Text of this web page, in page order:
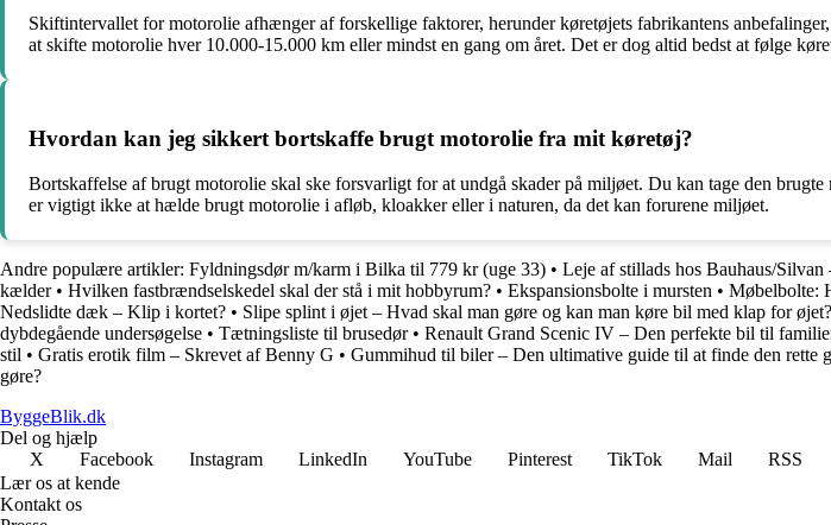
Skiftintervallet for motorolie afhænger af forskellige faktorer, herunder køretøjets fabrikantens
at skifte motorolie hver 10.000-15.000 km eller mindst en gang om året. Det er dog altid bedst at følge
Hvordan kan jeg sikkert bortskaffe brugt motorolie fra mit køretøj?
Bortskaffelse af brugt motorolie skal ske forsvarligt for at undgå skader på miljøet. Du kan tage den
er vigtigt ikke at hælde brugt motorolie i afløb, kloakker eller i naturen, da det kan forurene miljøet.
Andre populære artikler: Fyldningsdør m/karm i Bilka til 779 kr (uge 33) • Leje af stillads hos Bauhaus/Silvan
kælder• Hvilken fastbrændselskedel skal der stå i mit hobbyrum? • Ekspansionsbolte i mursten • Møbelbolte:
Nedslidte dæk – Klip i kortet? • Slipe splint i øjet – Hvad skal man gøre og kan man køre bil med klap for øjet?
dybdegående undersøgelse • Tætningsliste til brusedør• Renault Grand Scenic IV – Den perfekte bil til
stil • Gratis erotik film – Skrevet af Benny G • Gummihud til biler – Den ultimative guide til at finde den rette
gøre?
ByggeBlik.dk
Del og hjælp
X
Facebook Instagram LinkedIn YouTube Pinterest TikTok Mail
RSS
Lær os at kende
Kontakt os